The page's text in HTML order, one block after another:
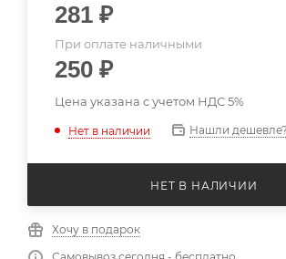
281 ₽
При оплате наличными
250 ₽
Цена указана с учетом НДС 5%
Нет в наличии Нашли дешевле?
НЕТ В НАЛИЧИИ
Хочу в подарок